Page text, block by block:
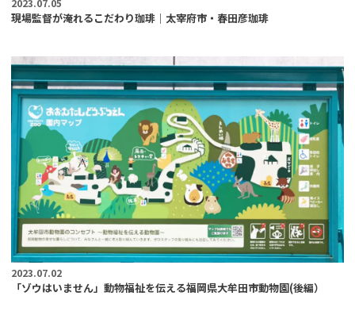
2023.07.05
現場監督が淹れるこだわり珈琲｜太宰府市・春田彦珈琲
2023.07.02
「ゾウはいません」動物福祉を伝える福岡県大牟田市動物園(後編）